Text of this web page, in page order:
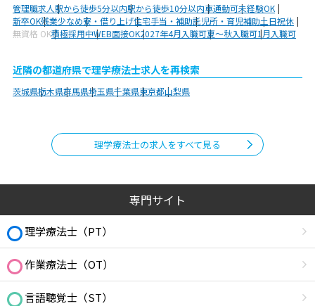
管理職求人駅から徒歩5分以内駅から徒歩10分以内車通勤可未経験OK
新卒OK残業少なめ寮・借り上げ住宅手当・補助託児所・育児補助土日祝休
無資格 OK積極採用中WEB面接OK2027年4月入職可夏～秋入職可1月入職可
近隣の都道府県で理学療法士求人を再検索
茨城県栃木県群馬県埼玉県千葉県東京都山梨県
理学療法士の求人をすべて見る
専門サイト
理学療法士（PT）
作業療法士（OT）
言語聴覚士（ST）